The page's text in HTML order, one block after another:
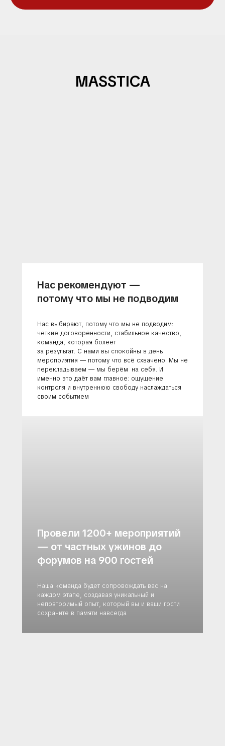
MASSTICA
Нас рекомендуют —
потому что мы не подводим
Нас выбирают, потому что мы не подводим:
чёткие договорённости, стабильное качество,
команда, которая болеет
за результат. С нами вы спокойны в день
мероприятия — потому что всё схвачено. Мы не
перекладываем — мы берём на себя. И
именно это даёт вам главное: ощущение
контроля и внутреннюю свободу наслаждаться
своим событием
Провели 1200+ мероприятий
— от частных ужинов до
форумов на 900 гостей
Наша команда будет сопровождать вас на
каждом этапе, создавая уникальный и
неповторимый опыт, который вы и ваши гости
сохраните в памяти навсегда